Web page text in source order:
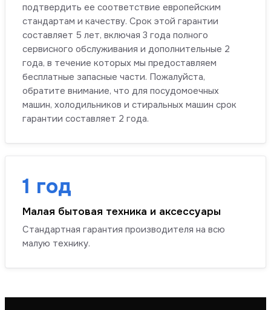
подтвердить ее соответствие европейским
стандартам и качеству. Срок этой гарантии
составляет 5 лет, включая 3 года полного
сервисного обслуживания и дополнительные 2
года, в течение которых мы предоставляем
бесплатные запасные части. Пожалуйста,
обратите внимание, что для посудомоечных
машин, холодильников и стиральных машин срок
гарантии составляет 2 года.
1 год
Малая бытовая техника и аксессуары
Стандартная гарантия производителя на всю
малую технику.